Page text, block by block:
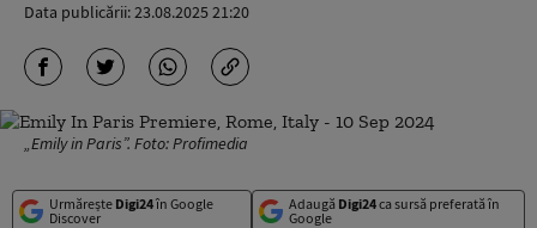
Data publicării:23.08.2025 21:20
„Emily in Paris”. Foto: Profimedia
Urmărește Digi24în Google
Discover
Adaugă Digi24ca sursă preferată în
Google